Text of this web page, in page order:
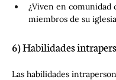
¿Viven en comunidad
miembros de su
6) Habilidades
Las habilidades